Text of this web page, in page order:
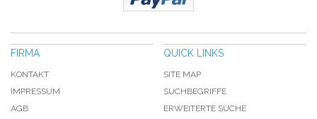
FIRMA
KONTAKT
IMPRESSUM
AGB
QUICK LINKS
SITE MAP
SUCHBEGRIFFE
ERWEITERTE SUCHE